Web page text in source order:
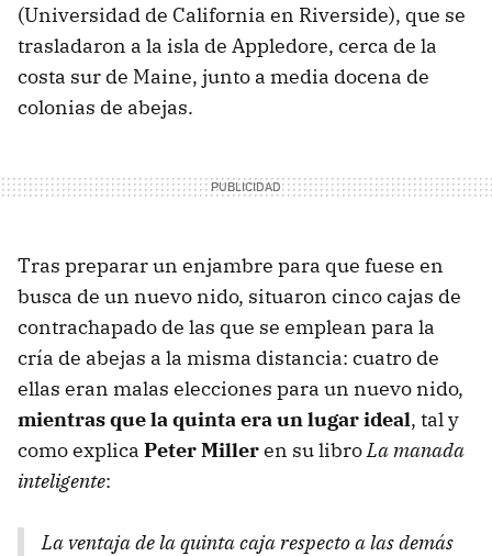
(Universidad de California en Riverside), que se
trasladaron a la isla de Appledore, cerca de la
costa sur de Maine, junto a media docena de
colonias de abejas.
Tras preparar un enjambre para que fuese en
busca de un nuevo nido, situaron cinco cajas de
contrachapado de las que se emplean para la
cría de abejas a la misma distancia: cuatro de
ellas eran malas elecciones para un nuevo nido,
mientras que la quinta era un lugar ideal, tal y
como explica Peter Milleren su libroLa manada
inteligente:
La ventaja de la quinta caja respecto a las demás